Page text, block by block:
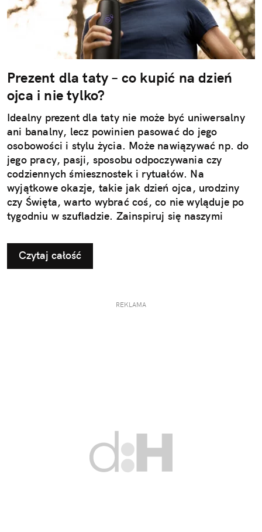
Prezent dla taty – co kupić na dzień
ojca i nie tylko?
Idealny prezent dla taty nie może być uniwersalny
ani banalny, lecz powinien pasować do jego
osobowości i stylu życia. Może nawiązywać np. do
jego pracy, pasji, sposobu odpoczywania czy
codziennych śmiesznostek i rytuałów. Na
wyjątkowe okazje, takie jak dzień ojca, urodziny
czy Święta, warto wybrać coś, co nie wyląduje po
tygodniu w szufladzie. Zainspiruj się naszymi
taty.
Czytaj całość
REKLAMA